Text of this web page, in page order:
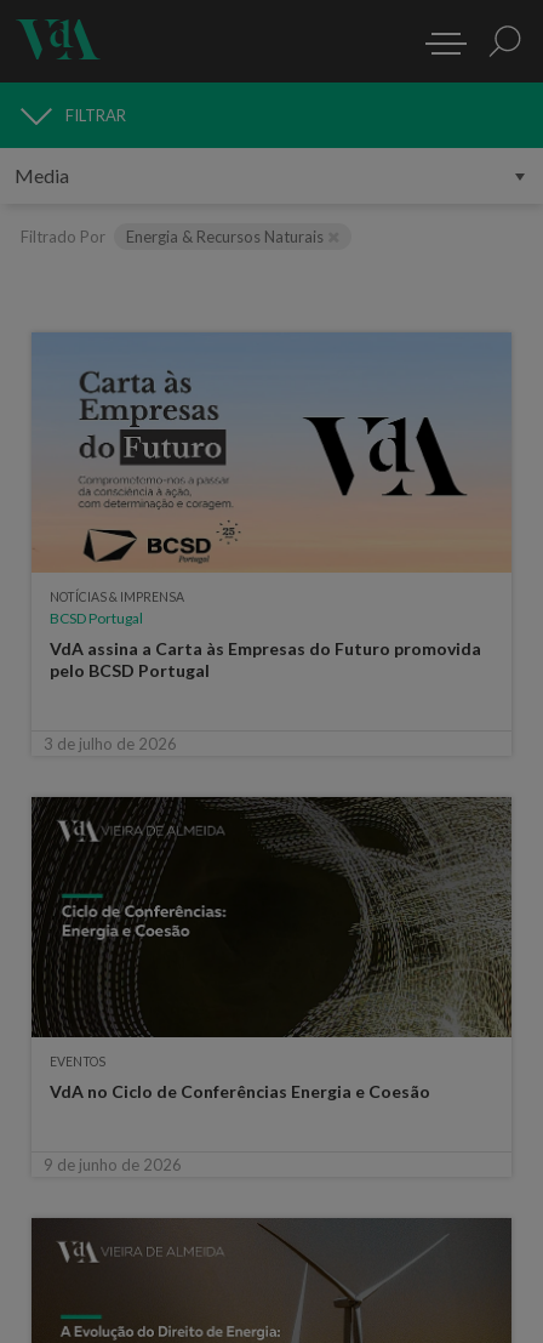
MEDIA
FILTRAR
Filtrado Por Energia & Recursos Naturais
NOTÍCIAS & IMPRENSA
BCSD Portugal
VdA assina a Carta às Empresas do Futuro promovida
pelo BCSD Portugal
3 de julho de 2026
EVENTOS
VdA no Ciclo de Conferências Energia e Coesão
9 de junho de 2026